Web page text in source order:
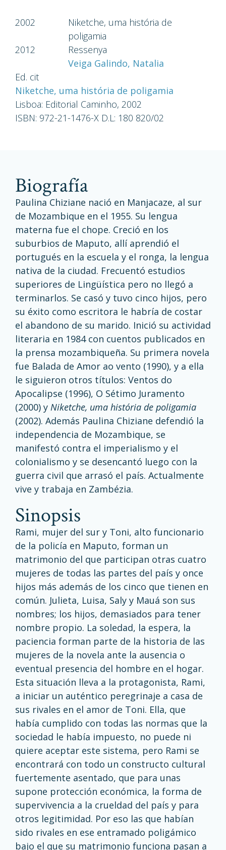
2002
Niketche, uma história de
poligamia
2012
Ressenya
Veiga Galindo, Natalia
Ed. cit
Niketche, uma história de poligamia
Lisboa: Editorial Caminho, 2002
ISBN: 972-21-1476-X D.L: 180 820/02
biografía
Paulina Chiziane nació en Manjacaze, al sur
de Mozambique en el 1955. Su lengua
materna fue el chope. Creció en los
suburbios de Maputo, allí aprendió el
portugués en la escuela y el ronga, la lengua
nativa de la ciudad. Frecuentó estudios
superiores de Lingüística pero no llegó a
terminarlos. Se casó y tuvo cinco hijos, pero
su éxito como escritora le habría de costar
el abandono de su marido. Inició su actividad
literaria en 1984 con cuentos publicados en
la prensa mozambiqueña. Su primera novela
fue Balada de Amor ao vento (1990), y a ella
le siguieron otros títulos: Ventos do
Apocalipse (1996), O Sétimo Juramento
(2000) y Niketche, uma história de poligamia
(2002). Además Paulina Chiziane defendió la
independencia de Mozambique, se
manifestó contra el imperialismo y el
colonialismo y se desencantó luego con la
guerra civil que arrasó el país. Actualmente
vive y trabaja en Zambézia.
sinopsis
Rami, mujer del sur y Toni, alto funcionario
de la policía en Maputo, forman un
matrimonio del que participan otras cuatro
mujeres de todas las partes del país y once
hijos más además de los cinco que tienen en
común. Julieta, Luisa, Saly y Mauá son sus
nombres; los hijos, demasiados para tener
nombre propio. La soledad, la espera, la
paciencia forman parte de la historia de las
mujeres de la novela ante la ausencia o
eventual presencia del hombre en el hogar.
Esta situación lleva a la protagonista, Rami,
a iniciar un auténtico peregrinaje a casa de
sus rivales en el amor de Toni. Ella, que
había cumplido con todas las normas que la
sociedad le había impuesto, no puede ni
quiere aceptar este sistema, pero Rami se
encontrará con todo un constructo cultural
fuertemente asentado, que para unas
supone protección económica, la forma de
supervivencia a la crueldad del país y para
otros legitimidad. Por eso las que habían
sido rivales en ese entramado poligámico
bajo el que su matrimonio funciona pasan a